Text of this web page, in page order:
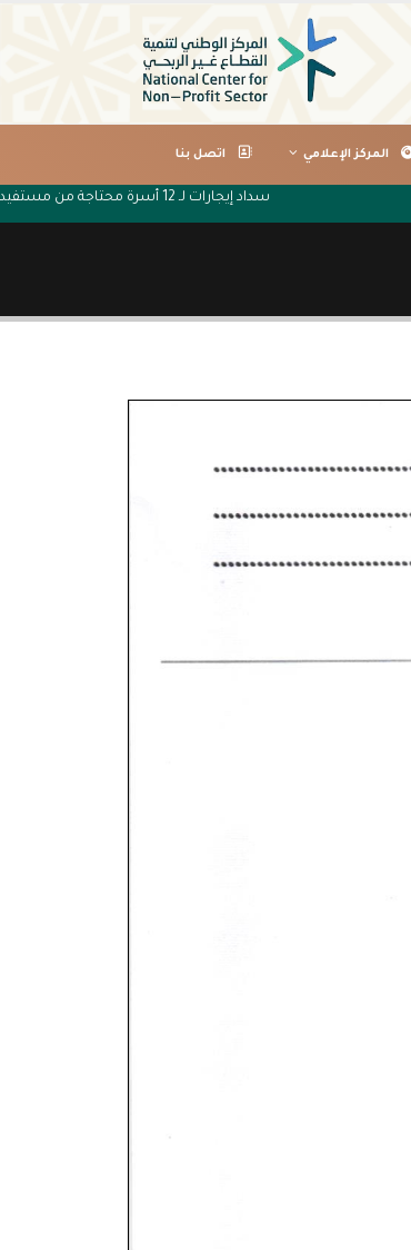
المركز الإعلامي اتصل بنا
سداد إيجارات لـ 12 أسرة محتاجة من مستفيدي جمعية البر الخيرية بتصلال